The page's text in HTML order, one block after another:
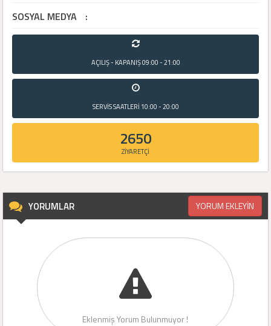
SOSYAL MEDYA :
AÇILIŞ - KAPANIŞ09:00 - 21:00
SERVİS SAATLERİ 10:00 - 20:00
2650
ZİYARETÇİ
YORUMLAR YORUM EKLEYİN
Eklenmiş Yorum Bulunmuyor !